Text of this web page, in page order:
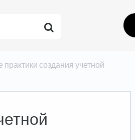
практики создания учетной